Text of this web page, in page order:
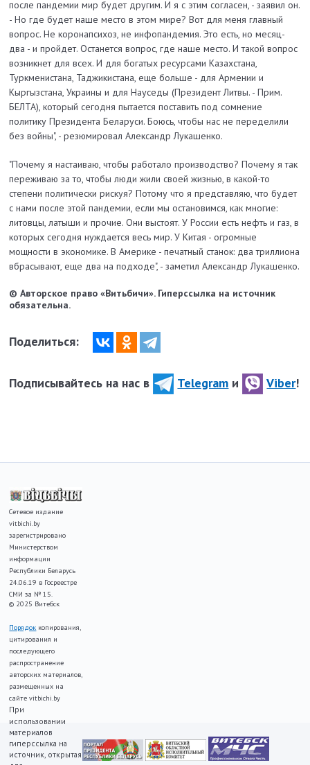
после пандемии мир будет другим. И я с этим согласен, - заявил он.
- Но где будет наше место в этом мире? Вот для меня главный
вопрос. Не коронапсихоз, не инфопандемия. Это есть, но месяц-
два - и пройдет. Останется вопрос, где наше место. И такой вопрос
возникнет для всех. И для богатых ресурсами Казахстана,
Туркменистана, Таджикистана, еще больше - для Армении и
Кыргызстана, Украины и для Науседы (Президент Литвы. - Прим.
БЕЛТА), который сегодня пытается поставить под сомнение
политику Президента Беларуси. Боюсь, чтобы нас не переделили
без войны", - резюмировал Александр Лукашенко.
"Почему я настаиваю, чтобы работало производство? Почему я так
переживаю за то, чтобы люди жили своей жизнью, в какой-то
степени политически рискуя? Потому что я представляю, что будет
с нами после этой пандемии, если мы остановимся, как многие:
литовцы, латыши и прочие. Они выстоят. У России есть нефть и газ, в
которых сегодня нуждается весь мир. У Китая - огромные
мощности в экономике. В Америке - печатный станок: два триллиона
вбрасывают, еще два на подходе", - заметил Александр Лукашенко.
© Авторское право «Витьбичи». Гиперссылка на источник
обязательна.
Поделиться:
Подписывайтесь на нас в Telegram и Viber!
Сетевое издание
vitbichi.by
зарегистрировано
Министерством
информации
Республики Беларусь
24.06.19 в Госреестре
СМИ за № 15.
© 2025 Витебск
Порядок копирования,
цитирования и
последующего
распространение
авторских материалов,
размещенных на
сайте vitbichi.by
При
использовании
материалов
гиперссылка на
источник, открытая